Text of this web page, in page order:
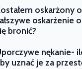
oskarżony
oskarżenie
bronić?
nękanie-
uznać je za